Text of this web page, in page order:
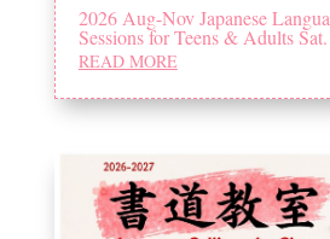
2026 Aug-Nov Japanese
Sessions for Teens & Adults
READ MORE